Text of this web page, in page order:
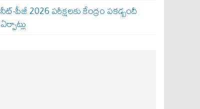
నీట్-పీజీ 2026 పరీక్షలకు కేంద్రం పకడ్బందీ
ఏర్పాట్లు